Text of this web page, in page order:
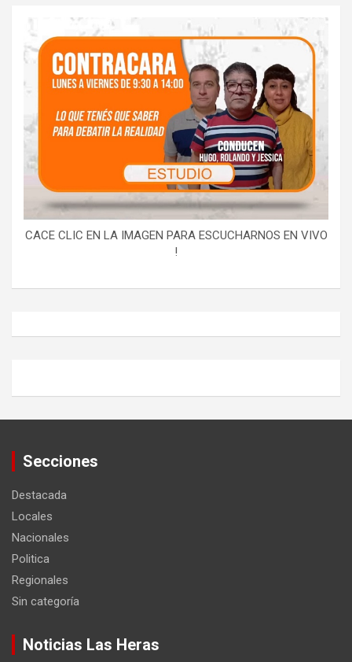
CACE CLIC EN LA IMAGEN PARA ESCUCHARNOS EN VIVO
!
Secciones
Destacada
Locales
Nacionales
Politica
Regionales
Sin categoría
Noticias Las Heras